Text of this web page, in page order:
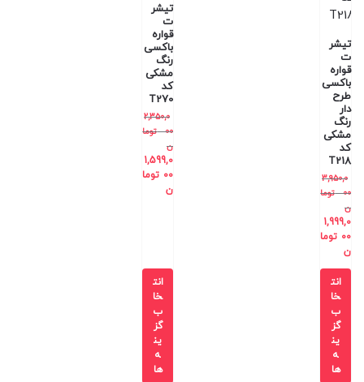
تیشر
ت
قواره
باکسی
طرح
دار
رنگ
مشکی
کد
T218
3,950,0
00
توما
ن
1,999,0
00 توما
ن
انت
خا
ب
گز
ین
ه
ها
تیشر
ت
قواره
باکسی
رنگ
مشکی
کد
T270
2,350,0
00
توما
ن
1,599,0
00 توما
ن
انت
خا
ب
گز
ین
ه
ها